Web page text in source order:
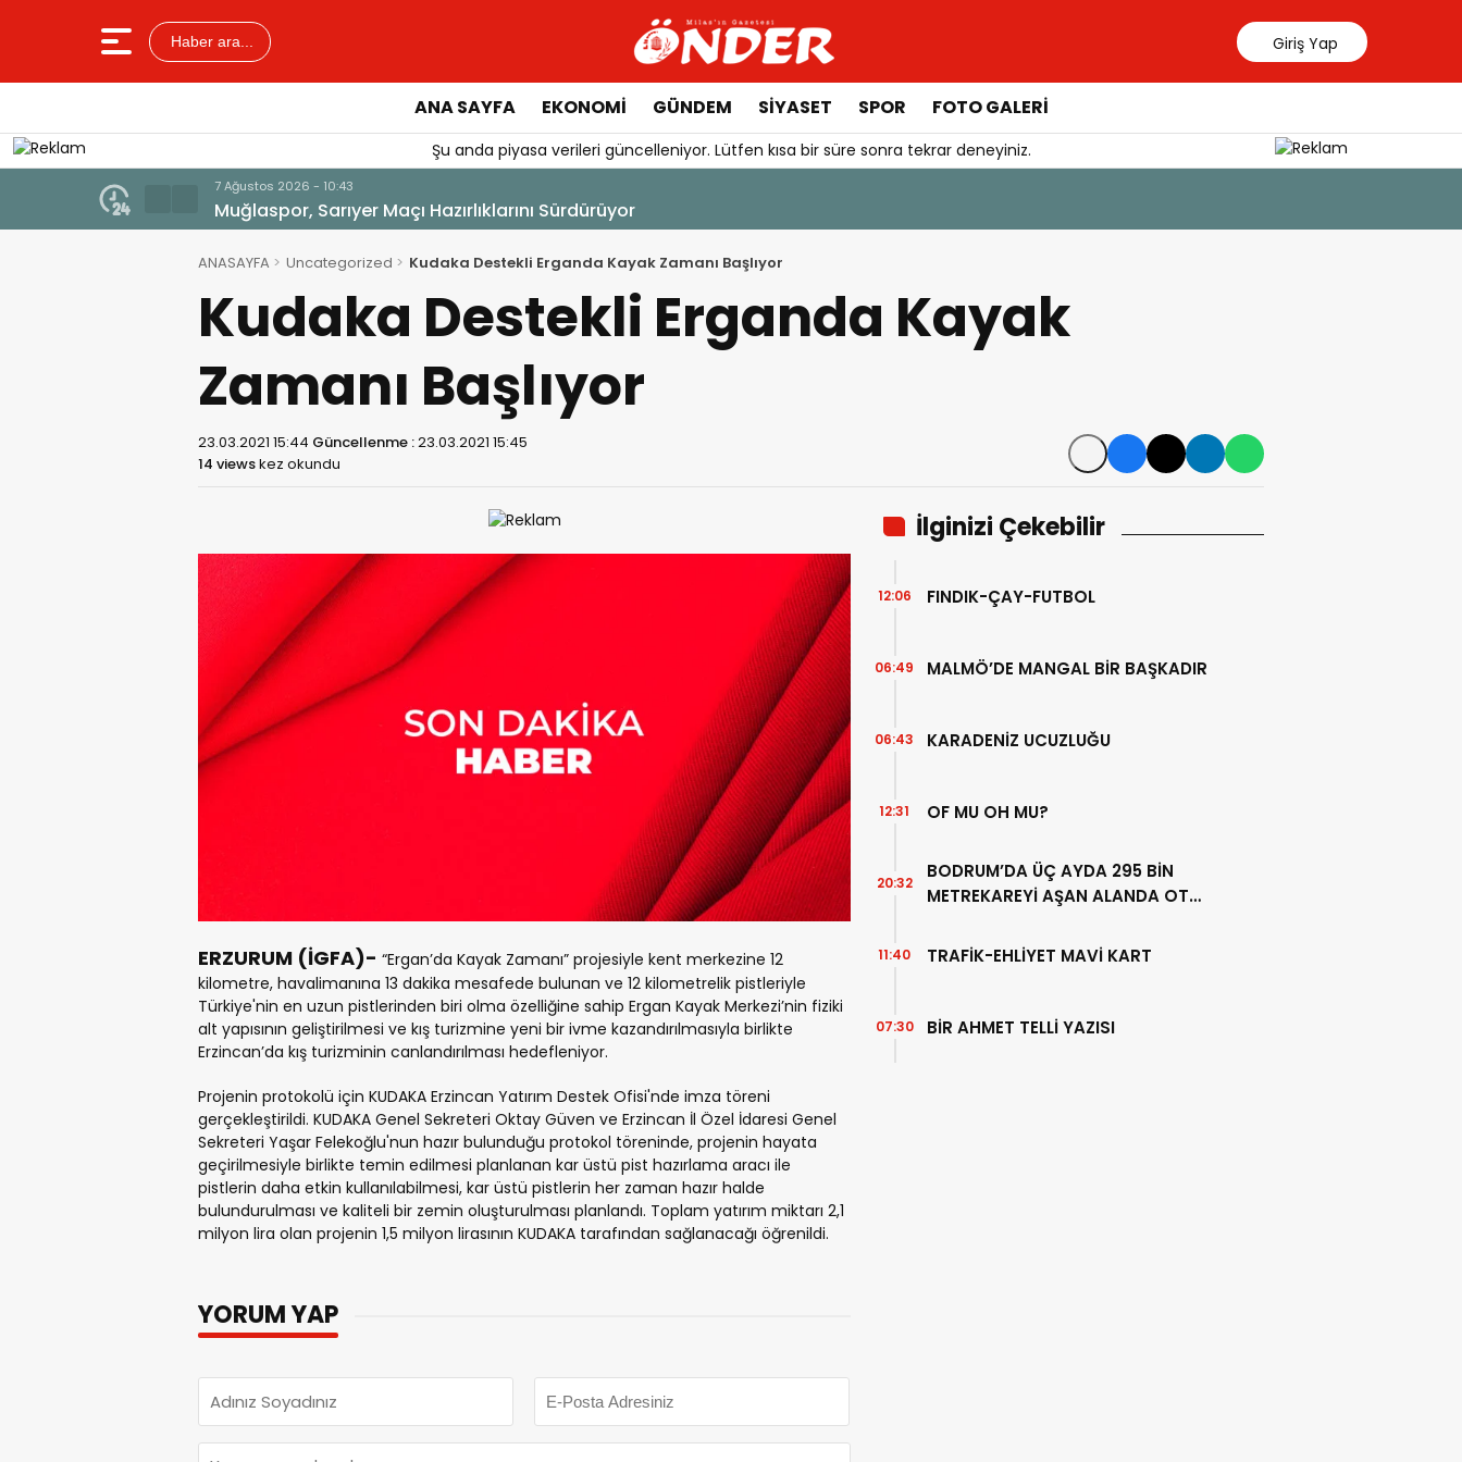
Haber ara... Giriş Yap
ANA SAYFA EKONOMİ GÜNDEM SİYASET SPOR FOTO GALERİ
Şu anda piyasa verileri güncelleniyor. Lütfen kısa bir süre sonra tekrar deneyiniz.
7 Ağustos 2026 - 10:43
Muğlaspor, Sarıyer Maçı Hazırlıklarını Sürdürüyor
ANASAYFA Uncategorized Kudaka Destekli Erganda Kayak Zamanı Başlıyor
Kudaka Destekli Erganda Kayak
Zamanı Başlıyor
23.03.2021 15:44 Güncellenme :23.03.2021 15:45
14 viewskez okundu
ERZURUM (İGFA)- “Ergan’da Kayak Zamanı” projesiyle kent merkezine 12
kilometre, havalimanına 13 dakika mesafede bulunan ve 12 kilometrelik pistleriyle
Türkiye'nin en uzun pistlerinden biri olma özelliğine sahip Ergan Kayak Merkezi’nin fiziki
alt yapısının geliştirilmesi ve kış turizmine yeni bir ivme kazandırılmasıyla birlikte
Erzincan’da kış turizminin canlandırılması hedefleniyor.
Projenin protokolü için KUDAKA Erzincan Yatırım Destek Ofisi'nde imza töreni
gerçekleştirildi. KUDAKA Genel Sekreteri Oktay Güven ve Erzincan İl Özel İdaresi Genel
Sekreteri Yaşar Felekoğlu'nun hazır bulunduğu protokol töreninde, projenin hayata
geçirilmesiyle birlikte temin edilmesi planlanan kar üstü pist hazırlama aracı ile
pistlerin daha etkin kullanılabilmesi, kar üstü pistlerin her zaman hazır halde
bulundurulması ve kaliteli bir zemin oluşturulması planlandı. Toplam yatırım miktarı 2,1
milyon lira olan projenin 1,5 milyon lirasının KUDAKA tarafından sağlanacağı öğrenildi.
YORUM YAP
İlginizi Çekebilir
FINDIK-ÇAY-FUTBOL
12:06
MALMÖ’DE MANGAL BİR BAŞKADIR
06:49
KARADENİZ UCUZLUĞU
06:43
OF MU OH MU?
12:31
BODRUM’DA ÜÇ AYDA 295 BİN
METREKAREYİ AŞAN ALANDA OT
20:32
TRAFİK-EHLİYET MAVİ KART
11:40
BİR AHMET TELLİ YAZISI
07:30